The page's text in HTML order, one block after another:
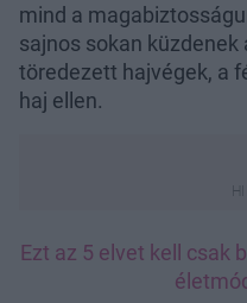
mind a
sajnos sokan küzdenek
töredezett hajvégek, a
haj ellen.
Ezt az 5 elvet kell csak